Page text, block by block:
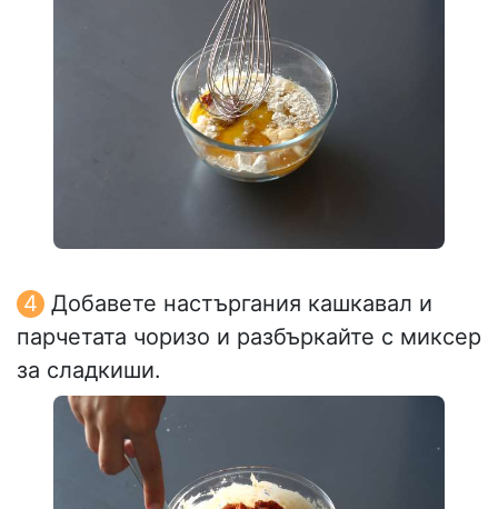
Добавете настъргания кашкавал и
парчетата чоризо и разбъркайте с миксер
за сладкиши.